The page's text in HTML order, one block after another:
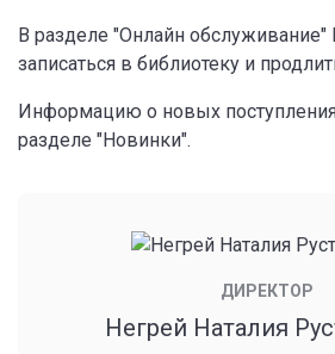
В разделе "Онлайн
записаться в библиотеку и
Информацию о новых
разделе "Новинки".
ДИРЕКТОР
Негрей Наталия